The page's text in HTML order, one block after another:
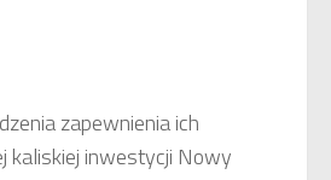
zapewnienia ich
kaliskiej inwestycji Nowy